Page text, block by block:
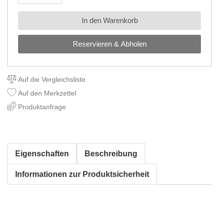
Reservieren & Abholen
In den Warenkorb
Auf die Vergleichsliste
Auf den Merkzettel
Produktanfrage
Eigenschaften Beschreibung
Informationen zur Produktsicherheit